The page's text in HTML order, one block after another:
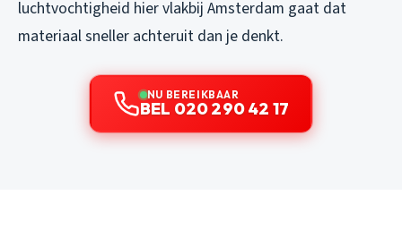
luchtvochtigheid hier vlakbij Amsterdam gaat dat
materiaal sneller achteruit dan je denkt.
NU BEREIKBAAR
BEL 020 290 42 17